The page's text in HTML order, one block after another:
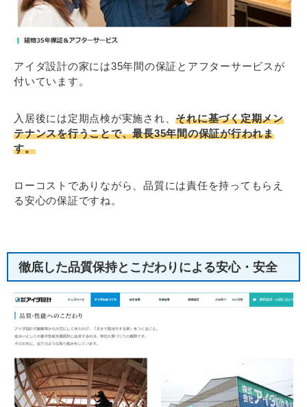
アイダ設計の家には35年間の保証とアフターサービスが
付いています。
入居後には定期点検が実施され、それに基づく定期メン
テナンスを行うことで、最長35年間の保証が行われま
す。
ローコストでありながら、品質には責任を持ってもらえ
る安心の保証ですね。
徹底した品質保持とこだわりによる安心・安全